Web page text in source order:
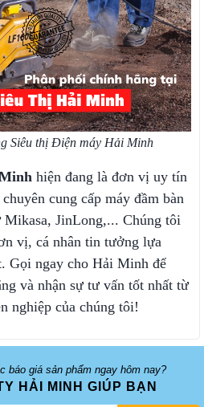
Siêu thị Điện máy Hải Minh
hiện đang là đơn vị uy tín
cung cấp máy đầm bàn
JinLong,... Chúng tôi
vị, cá nhân tin tưởng lựa
Gọi ngay cho Hải Minh để
và nhận sự tư vấn tốt nhất từ
nghiệp của chúng tôi!
báo giá sản phẩm ngay hôm nay?
HẢI MINH GIÚP BẠN